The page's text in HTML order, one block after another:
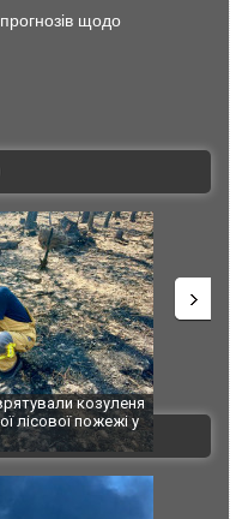
щодо
СБУ за сприяння Нацполіції
Болгарії затримала
ФОТО